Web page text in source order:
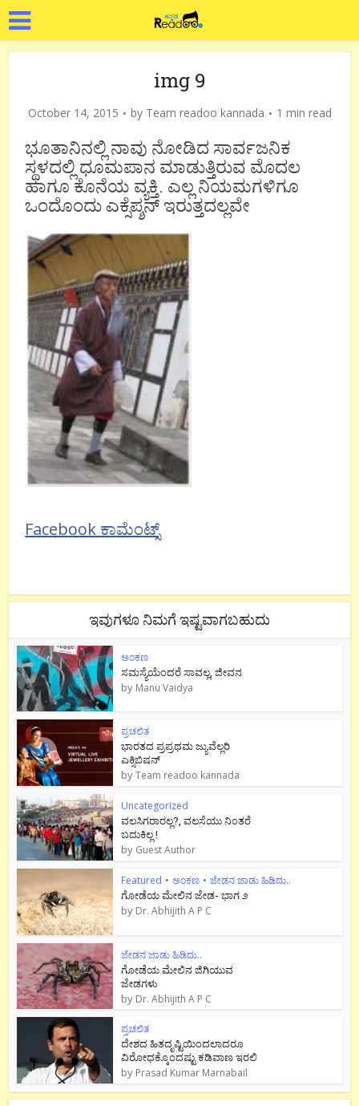
img 9
October 14, 2015 by Team readoo kannada 1 min read
ಭೂತಾನಿನಲ್ಲಿ ನಾವು ನೋಡಿದ ಸಾರ್ವಜನಿಕ
ಸ್ಥಳದಲ್ಲಿ ಧೂಮಪಾನ ಮಾಡುತ್ತಿರುವ ಮೊದಲ
ಹಾಗೂ ಕೊನೆಯ ವ್ಯಕ್ತಿ. ಎಲ್ಲ ನಿಯಮಗಳಿಗೂ
ಒಂದೊಂದು ಎಕ್ಸೆಪ್ಶನ್ ಇರುತ್ತದಲ್ಲವೇ
Facebook ಕಾಮೆಂಟ್ಸ್
ಇವುಗಳೂ ನಿಮಗೆ ಇಷ್ಟವಾಗಬಹುದು
ಅಂಕಣ
ಸಮಸ್ಯೆಯೆಂದರೆ ಸಾವಲ್ಲ, ಜೀವನ
by Manu Vaidya
ಪ್ರಚಲಿತ
ಭಾರತದ ಪ್ರಪ್ರಥಮ ಜ್ಯುವೆಲ್ಲರಿ
ಎಕ್ಸಿಬಿಷನ್
byTeam readoo kannada
Uncategorized
ವಲಸಿಗರಾರಲ್ಲ?, ವಲಸೆಯು ನಿಂತರೆ
ಬದುಕಿಲ್ಲ !
by Guest Author
Featured • ಅಂಕಣ • ಜೇಡನ ಜಾಡು ಹಿಡಿದು..
ಗೋಡೆಯ ಮೇಲಿನ ಜೇಡ- ಭಾಗ ೨
by Dr. Abhijith A P C
ಜೇಡನ ಜಾಡು ಹಿಡಿದು..
ಗೋಡೆಯ ಮೇಲಿನ ಜಿಗಿಯುವ
ಜೇಡಗಳು
by Dr. Abhijith A P C
ಪ್ರಚಲಿತ
ದೇಶದ ಹಿತದೃಷ್ಟಿಯಿಂದಲಾದರೂ
ವಿರೋಧಕ್ಕೊಂದಷ್ಟು ಕಡಿವಾಣ ಇರಲಿ
by Prasad Kumar Marnabail